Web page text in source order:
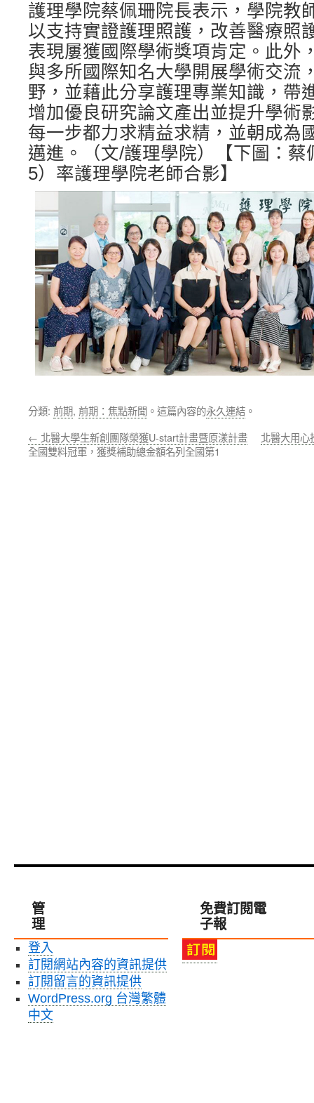
護理學院蔡佩珊院長表示，學院教
以支持實證護理照護，改善醫療照
表現屢獲國際學術獎項肯定。此外
與多所國際知名大學開展學術交流
野，並藉此分享護理專業知識，帶
增加優良研究論文產出並提升學術
每一步都力求精益求精，並朝成為
邁進。（文/護理學院）【下圖：蔡
5）率護理學院老師合影】
分類: 前期, 前期：焦點新聞 。這篇內容的永久連結 。
← 北醫大學生新創團隊榮獲U-start計畫暨原漾計畫
全國雙料冠軍，獲獎補助總金額名列全國第1
北醫大用心
管
理
登入
訂閱網站內容的資訊提供
訂閱留言的資訊提供
WordPress.org 台灣繁體
中文
免費訂閱電
子報